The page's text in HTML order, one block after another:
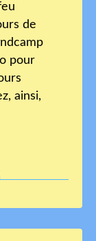
de
pour
ainsi,